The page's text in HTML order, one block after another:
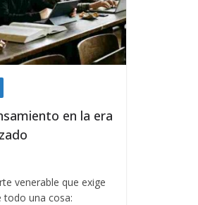
en la era
venerable que exige
todo una cosa: